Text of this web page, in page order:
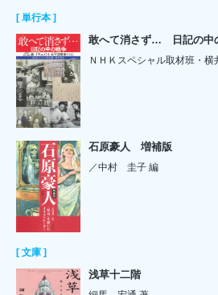
[ 単行本 ]
敢へて消さず… 日記の中
ＮＨＫスペシャル取材班・横
石原豪人 増補版
／中村 圭子 編
[ 文庫 ]
浅草十二階